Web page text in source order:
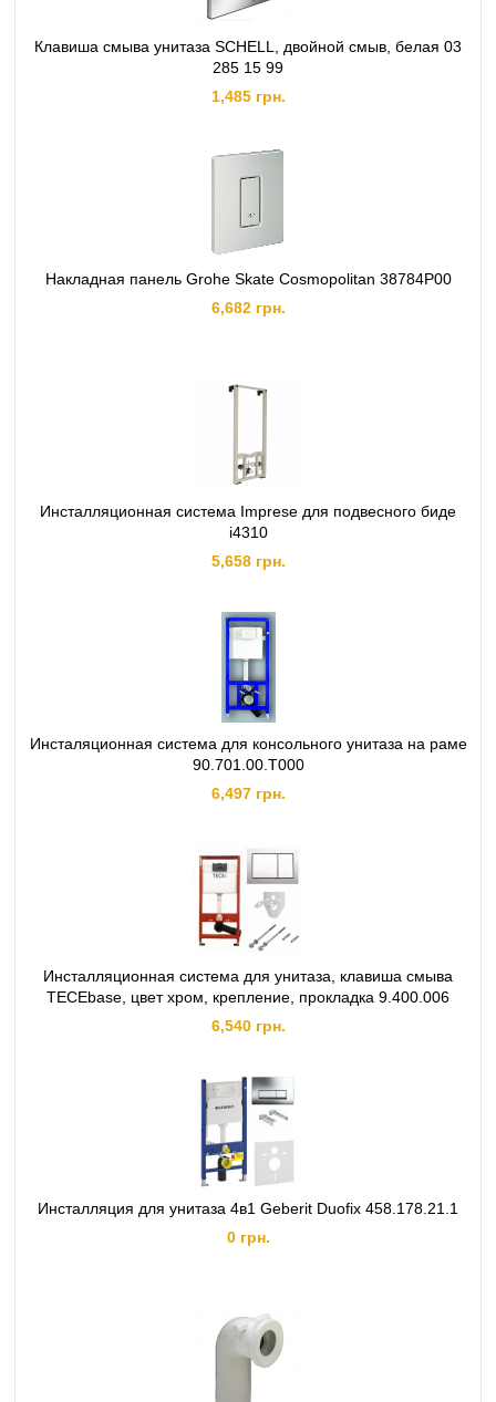
Клавиша смыва унитаза SCHELL, двойной смыв, белая 03
285 15 99
1,485 грн.
Накладная панель Grohe Skate Cosmopolitan 38784P00
6,682 грн.
Инсталляционная система Imprese для подвесного биде
i4310
5,658 грн.
Инсталяционная система для консольного унитаза на раме
90.701.00.T000
6,497 грн.
Инсталляционная система для унитаза, клавиша смыва
TECEbase, цвет хром, крепление, прокладка 9.400.006
6,540 грн.
Инсталляция для унитаза 4в1 Geberit Duofix 458.178.21.1
0 грн.